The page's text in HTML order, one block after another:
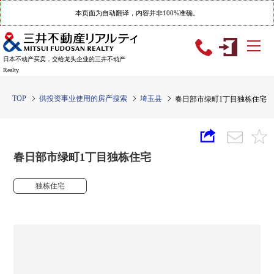
本页面为自动翻译，内容并非100%准确。
日本不动产买卖，交给龙头企业的三井不动产
Realty
TOP 供投资事业使用的房产搜索 埼玉县 春日部市绿町1丁目独栋住宅
春日部市绿町1丁目独栋住宅
独栋住宅